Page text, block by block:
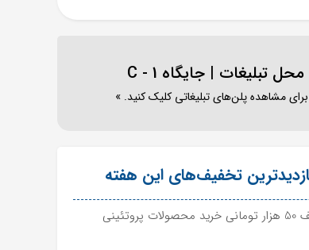
محل تبلیغات | جایگاه C - 1
مشاهده پلن‌های تبلیغاتی کلیک کنید. »
تخفیف‌های این هفته
تخفیف 50 هزار تومانی خرید محصولات پروتئینی